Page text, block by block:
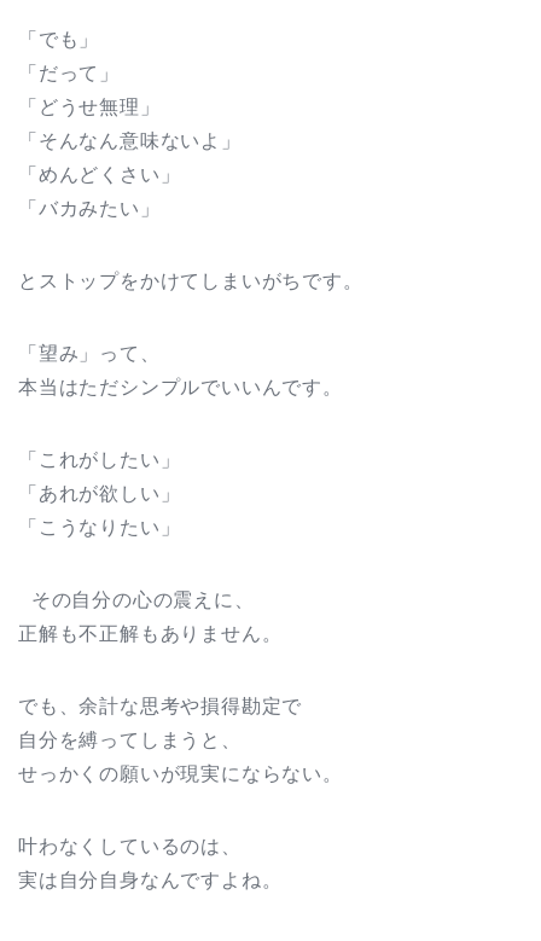
「でも」
「だって」
「どうせ無理」
「そんなん意味ないよ」
「めんどくさい」
「バカみたい」
とストップをかけてしまいがちです。
「望み」って、
本当はただシンプルでいいんです。
「これがしたい」
「あれが欲しい」
「こうなりたい」
その自分の心の震えに、
正解も不正解もありません。
でも、余計な思考や損得勘定で
自分を縛ってしまうと、
せっかくの願いが現実にならない。
叶わなくしているのは、
実は自分自身なんですよね。